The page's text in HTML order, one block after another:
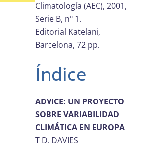
Climatología (AEC), 2001,
Serie B, nº 1.
Editorial Katelani,
Barcelona, 72 pp.
Índice
ADVICE: UN PROYECTO
SOBRE VARIABILIDAD
CLIMÁTICA EN EUROPA
T D. DAVIES